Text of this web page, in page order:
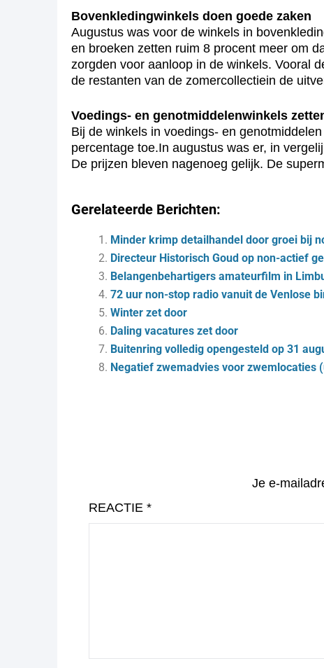
Bovenkledingwinkels doen goede zaken
Augustus was voor de winkels in
en broeken zetten ruim 8 procent meer om
zorgden voor aanloop in de winkels. Vooral
de restanten van de zomercollectiein de
Voedings- en genotmiddelenwinkels
Bij de winkels in voedings- en
percentage toe.In augustus was er, in
De prijzen bleven nagenoeg gelijk. De
Gerelateerde Berichten:
Minder krimp detailhandel door groei bij
Directeur Historisch Goud op non-actief
Belangenbehartigers amateurfilm in
72 uur non-stop radio vanuit de Venlose
Winter zet door
Daling vacatures zet door
Buitenring volledig opengesteld op 31
Negatief zwemadvies voor zwemlocaties
Je e-
REACTIE *